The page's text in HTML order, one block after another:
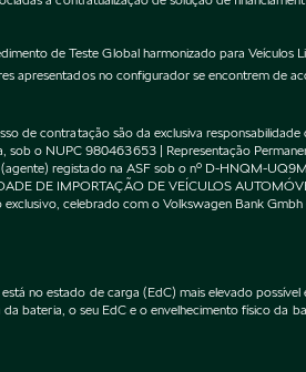
de Teste Global harmonizado para Veículos
apresentados no configurador se encontrem de
de contratação são da exclusiva responsabilidade
o NUPC 980463653 | Representação
registado na ASF sob o nº D-HNQM-
DE IMPORTAÇÃO DE VEÍCULOS
celebrado com o Volkswagen Bank
no estado de carga (EdC) mais elevado
bateria, o seu EdC e o envelhecimento físico da